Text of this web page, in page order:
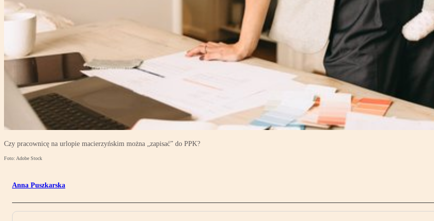
Czy pracownicę na urlopie macierzyńskim można „zapisać” do PPK?
Foto: Adobe Stock
Anna Puszkarska